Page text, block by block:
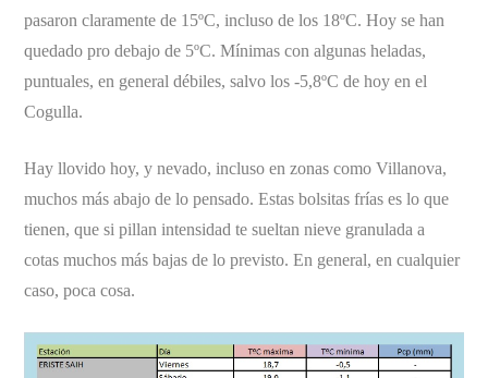
pasaron claramente de 15ºC, incluso de los 18ºC. Hoy se han
quedado pro debajo de 5ºC. Mínimas con algunas heladas,
puntuales, en general débiles, salvo los -5,8ºC de hoy en el
Cogulla.
Hay llovido hoy, y nevado, incluso en zonas como Villanova,
muchos más abajo de lo pensado. Estas bolsitas frías es lo que
tienen, que si pillan intensidad te sueltan nieve granulada a
cotas muchos más bajas de lo previsto. En general, en cualquier
caso, poca cosa.